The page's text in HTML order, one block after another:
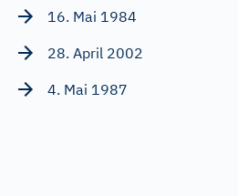
16. Mai 1984
28. April 2002
4. Mai 1987